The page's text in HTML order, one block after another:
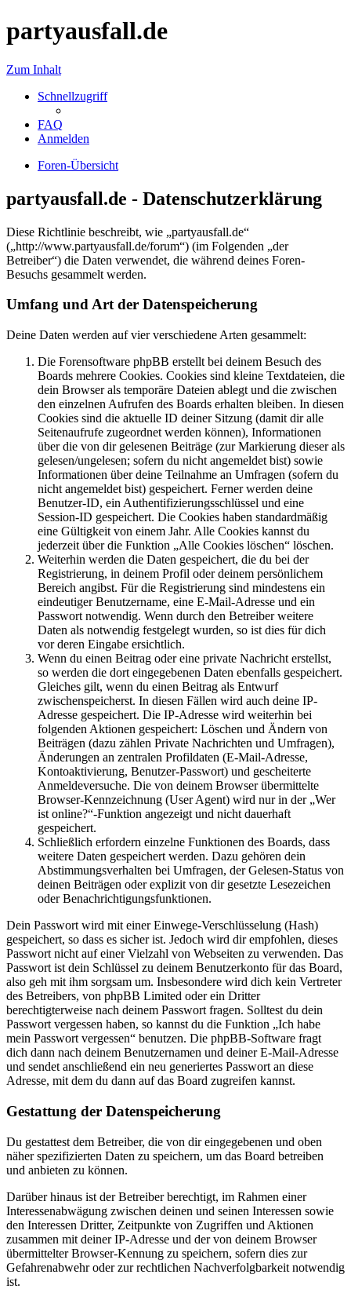
partyausfall.de
Zum Inhalt
Schnellzugriff
FAQ
Anmelden
Foren-Übersicht
partyausfall.de - Datenschutzerklärung
Diese Richtlinie beschreibt, wie „partyausfall.de“
(„http://www.partyausfall.de/forum“) (im Folgenden „der
Betreiber“) die Daten verwendet, die während deines Foren-
Besuchs gesammelt werden.
Umfang und Art der Datenspeicherung
Deine Daten werden auf vier verschiedene Arten gesammelt:
Die Forensoftware phpBB erstellt bei deinem Besuch des
Boards mehrere Cookies. Cookies sind kleine Textdateien, die
dein Browser als temporäre Dateien ablegt und die zwischen
den einzelnen Aufrufen des Boards erhalten bleiben. In diesen
Cookies sind die aktuelle ID deiner Sitzung (damit dir alle
Seitenaufrufe zugeordnet werden können), Informationen
über die von dir gelesenen Beiträge (zur Markierung dieser als
gelesen/ungelesen; sofern du nicht angemeldet bist) sowie
Informationen über deine Teilnahme an Umfragen (sofern du
nicht angemeldet bist) gespeichert. Ferner werden deine
Benutzer-ID, ein Authentifizierungsschlüssel und eine
Session-ID gespeichert. Die Cookies haben standardmäßig
eine Gültigkeit von einem Jahr. Alle Cookies kannst du
jederzeit über die Funktion „Alle Cookies löschen“ löschen.
Weiterhin werden die Daten gespeichert, die du bei der
Registrierung, in deinem Profil oder deinem persönlichem
Bereich angibst. Für die Registrierung sind mindestens ein
eindeutiger Benutzername, eine E-Mail-Adresse und ein
Passwort notwendig. Wenn durch den Betreiber weitere
Daten als notwendig festgelegt wurden, so ist dies für dich
vor deren Eingabe ersichtlich.
Wenn du einen Beitrag oder eine private Nachricht erstellst,
so werden die dort eingegebenen Daten ebenfalls gespeichert.
Gleiches gilt, wenn du einen Beitrag als Entwurf
zwischenspeicherst. In diesen Fällen wird auch deine IP-
Adresse gespeichert. Die IP-Adresse wird weiterhin bei
folgenden Aktionen gespeichert: Löschen und Ändern von
Beiträgen (dazu zählen Private Nachrichten und Umfragen),
Änderungen an zentralen Profildaten (E-Mail-Adresse,
Kontoaktivierung, Benutzer-Passwort) und gescheiterte
Anmeldeversuche. Die von deinem Browser übermittelte
Browser-Kennzeichnung (User Agent) wird nur in der „Wer
ist online?“-Funktion angezeigt und nicht dauerhaft
gespeichert.
Schließlich erfordern einzelne Funktionen des Boards, dass
weitere Daten gespeichert werden. Dazu gehören dein
Abstimmungsverhalten bei Umfragen, der Gelesen-Status von
deinen Beiträgen oder explizit von dir gesetzte Lesezeichen
oder Benachrichtigungsfunktionen.
Dein Passwort wird mit einer Einwege-Verschlüsselung (Hash)
gespeichert, so dass es sicher ist. Jedoch wird dir empfohlen, dieses
Passwort nicht auf einer Vielzahl von Webseiten zu verwenden. Das
Passwort ist dein Schlüssel zu deinem Benutzerkonto für das Board,
also geh mit ihm sorgsam um. Insbesondere wird dich kein Vertreter
des Betreibers, von phpBB Limited oder ein Dritter
berechtigterweise nach deinem Passwort fragen. Solltest du dein
Passwort vergessen haben, so kannst du die Funktion „Ich habe
mein Passwort vergessen“ benutzen. Die phpBB-Software fragt
dich dann nach deinem Benutzernamen und deiner E-Mail-Adresse
und sendet anschließend ein neu generiertes Passwort an diese
Adresse, mit dem du dann auf das Board zugreifen kannst.
Gestattung der Datenspeicherung
Du gestattest dem Betreiber, die von dir eingegebenen und oben
näher spezifizierten Daten zu speichern, um das Board betreiben
und anbieten zu können.
Darüber hinaus ist der Betreiber berechtigt, im Rahmen einer
Interessenabwägung zwischen deinen und seinen Interessen sowie
den Interessen Dritter, Zeitpunkte von Zugriffen und Aktionen
zusammen mit deiner IP-Adresse und der von deinem Browser
übermittelter Browser-Kennung zu speichern, sofern dies zur
Gefahrenabwehr oder zur rechtlichen Nachverfolgbarkeit notwendig
ist.